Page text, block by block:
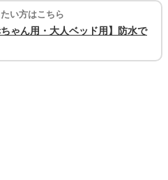
い方はこちら
ゃん用・大人ベッド用】防水で